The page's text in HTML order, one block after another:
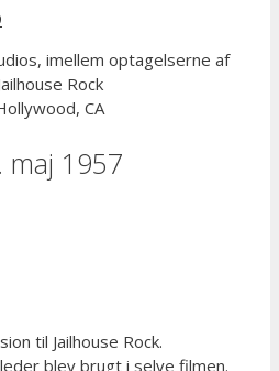
imellem optagelserne af
Rock
CA
maj 1957
til Jailhouse Rock.
blev brugt i selve filmen.